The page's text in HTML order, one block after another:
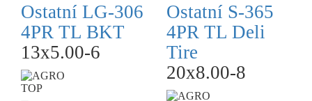
Ostatní LG-306
4PR TL BKT
13x5.00-6
TOP
Ostatní S-365
4PR TL Deli
Tire
20x8.00-8